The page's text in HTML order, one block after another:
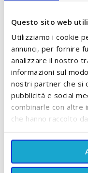
Questo sito web
Utilizziamo i cookie
annunci, per fornire
analizzare il nostro
informazioni sul
nostri partner che si
pubblicità e social
combinarle con altre
che hanno raccolto
Pannolini Taglia 5
11/25 Kg Agnotis
AGGIUNGI AL